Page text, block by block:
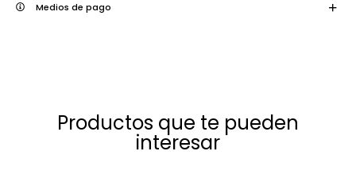
Medios de pago
Productos que te pueden
interesar